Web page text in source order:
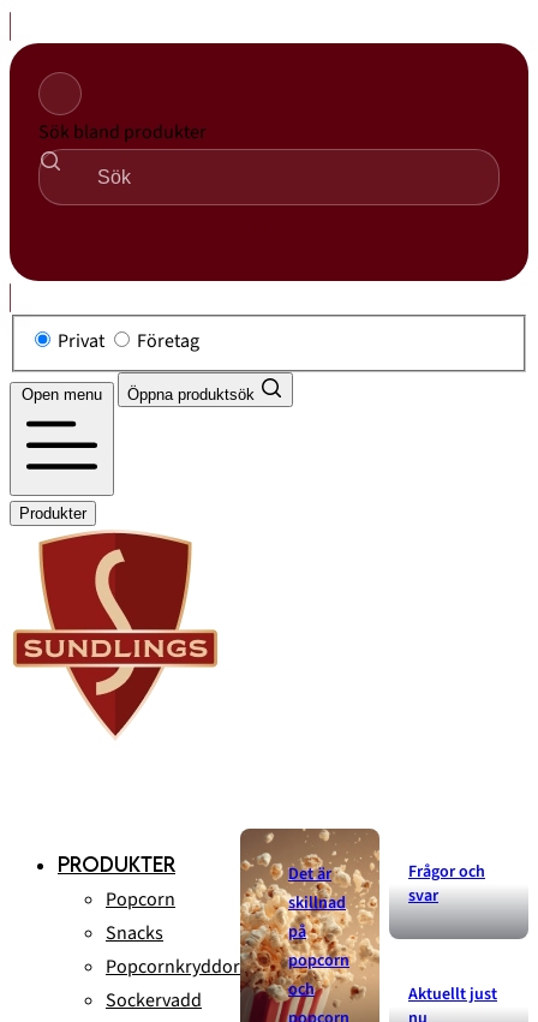
till
innehåll
Sök bland produkter
Privat Företag
Open menu Öppna produktsök
Produkter
PRODUKTER
Popcorn
Snacks
Popcornkryddor
Sockervadd
Det är
skillnad
på
popcorn
och
Frågor och
svar
Aktuellt just